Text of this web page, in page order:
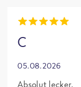
C
05.08.2026
Absolut lecker,